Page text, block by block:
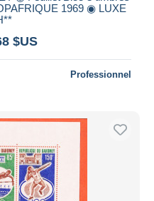
1969 ◉ LUXE
$US
Professionnel